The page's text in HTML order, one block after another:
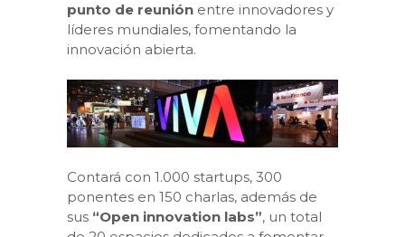
punto de reunión entre innovadores y
líderes mundiales, fomentando la
innovación abierta.
Contará con 1.000 startups, 300
ponentes en 150 charlas, además de
sus “Open innovation labs”, un total